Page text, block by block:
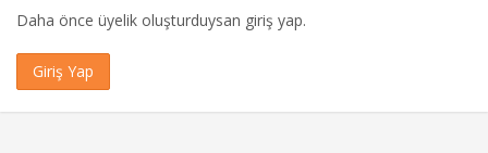
Daha önce üyelik oluşturduysan giriş yap.
Giriş Yap